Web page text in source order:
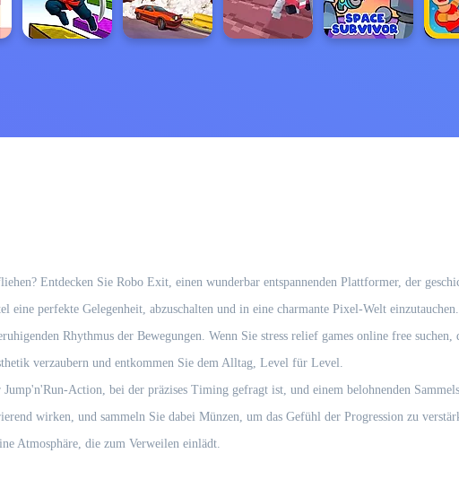
Entdecken Sie Robo Exit, einen wunderbar entspannenden Plattformer, der
perfekte Gelegenheit, abzuschalten und in eine charmante Pixel-Welt
Rhythmus der Bewegungen. Wenn Sie stress relief games online free
verzaubern und entkommen Sie dem Alltag, Level für Level.
Jump'n'Run-Action, bei der präzises Timing gefragt ist, und einem belohnenden
wirken, und sammeln Sie dabei Münzen, um das Gefühl der Progression zu
Atmosphäre, die zum Verweilen einlädt.